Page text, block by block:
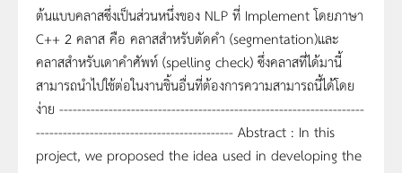
ต้นแบบคลาสซึ่งเป็นส่วนหนึ่งของ NLP ที่ Implement โดยภาษา
C++ 2 คลาส คือ คลาสสำหรับตัดคำ (segmentation)และ
คลาสสำหรับเดาคำศัพท์ (spelling check) ซึ่งคลาสที่ได้มานี้
สามารถนำไปใช้ต่อในงานชิ้นอื่นที่ต้องการความสามารถนี้ได้โดย
ง่าย --------------------------------------------------------------------
-------------------------------------------- Abstract : In this
project, we proposed the idea used in developing the